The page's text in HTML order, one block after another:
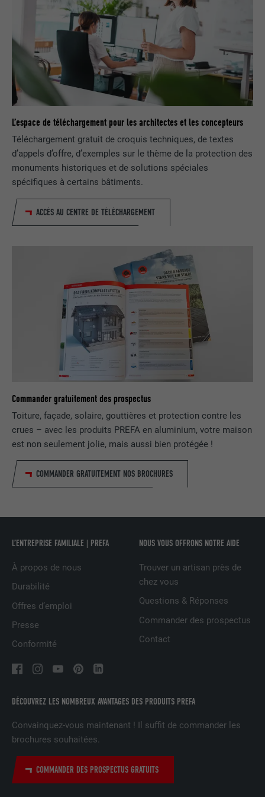
L’espace de téléchargement pour les architectes et les concepteurs
Téléchargement gratuit de croquis techniques, de textes
d’appels d’offre, d’exemples sur le thème de la protection des
monuments historiques et de solutions spéciales
spécifiques à certains bâtiments.
ACCÈS AU CENTRE DE TÉLÉCHARGEMENT
Commander gratuitement des prospectus
Toiture, façade, solaire, gouttières et protection contre les
crues – avec les produits PREFA en aluminium, votre maison
est non seulement jolie, mais aussi bien protégée !
COMMANDER GRATUITEMENT NOS BROCHURES
DÉCOUVREZ LES NOMBREUX AVANTAGES DES PRODUITS PREFA
Convainquez-vous maintenant ! Il suffit de commander les
brochures souhaitées.
COMMANDER DES PROSPECTUS GRATUITS
L’ENTREPRISE FAMILIALE | PREFA
À propos de nous
Durabilité
Offres d’emploi
Presse
Conformité
NOUS VOUS OFFRONS NOTRE AIDE
Trouver un artisan près de
chez vous
Questions & Réponses
Commander des prospectus
Contact
bcookie
FOURNISSEUR LinkedIn
EXPIRATION 2 ans
UTILITÉ
Utilisé par le service de réseau social
LinkedIn pour suivre l'utilisation de
NOM bscookie
FOURNISSEUR LinkedIn
EXPIRATION 2 ans
LinkedIn pour suivre l'utilisation de
services intégrés
UserMatchHistory
FOURNISSEUR LinkedIn
EXPIRATION
UTILITÉ
Est utilisé pour suivre l'utilisateur sur
plusieurs sites Internet afin d'afficher de
la publicité adaptée aux préférences de
l'utilisateur.
NOM lidc
FOURNISSEUR LinkedIn
Utilisé par le service de réseau social
services intégrés
NOM
UTILITÉ
attribut SameSite est disponible pour